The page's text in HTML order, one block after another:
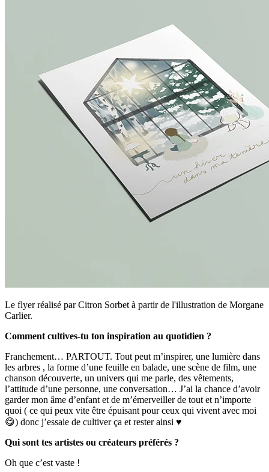
Le flyer réalisé par Citron Sorbet à partir de l'illustration de Morgane
Carlier.
Comment cultives-tu ton inspiration au quotidien ?
Franchement… PARTOUT. Tout peut m’inspirer, une lumière dans
les arbres , la forme d’une feuille en balade, une scène de film, une
chanson découverte, un univers qui me parle, des vêtements,
l’attitude d’une personne, une conversation… J’ai la chance d’avoir
garder mon âme d’enfant et de m’émerveiller de tout et n’importe
quoi ( ce qui peux vite être épuisant pour ceux qui vivent avec moi
😋) donc j’essaie de cultiver ça et rester ainsi ♥️
Qui sont tes artistes ou créateurs préférés ?
Oh que c’est vaste !